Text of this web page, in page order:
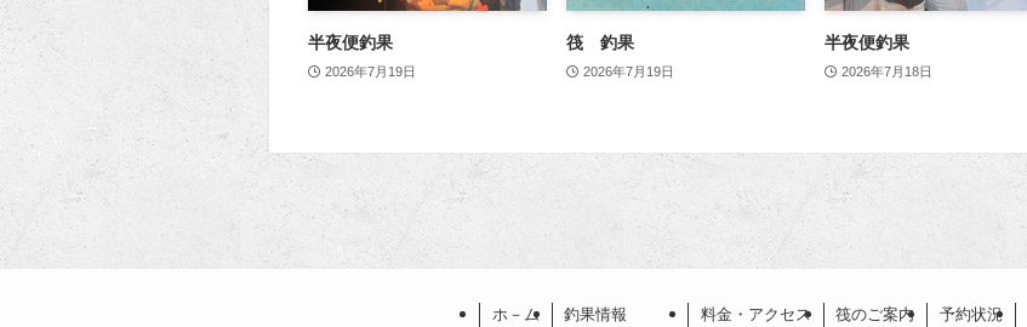
半夜便釣果
2026年7月19日
筏 釣果
2026年7月19日
半夜便釣果
2026年7月18日
ホ－ム 釣果情報 料金・アクセス 筏のご案内 予約状況